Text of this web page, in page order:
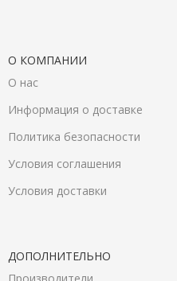
О КОМПАНИИ
О нас
Информация о доставке
Политика безопасности
Условия соглашения
Условия доставки
ДОПОЛНИТЕЛЬНО